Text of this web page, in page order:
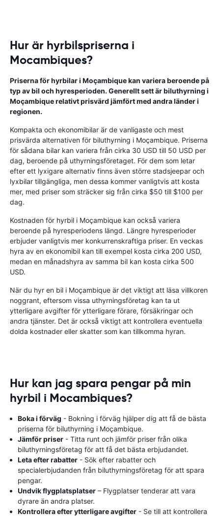
Hur är hyrbilspriserna i
Mocambiques?
Priserna för hyrbilar i Moçambique kan variera beroende på
typ av bil och hyresperioden. Generellt sett är biluthyrning i
Moçambique relativt prisvärd jämfört med andra länder i
regionen.
Kompakta och ekonomibilar är de vanligaste och mest
prisvärda alternativen för biluthyrning i Moçambique. Priserna
för sådana bilar kan variera från cirka 30 USD till 50 USD per
dag, beroende på uthyrningsföretaget. För dem som letar
efter ett lyxigare alternativ finns även större stadsjeepar och
lyxbilar tillgängliga, men dessa kommer vanligtvis att kosta
mer, med priser som sträcker sig från cirka $50 till $100 per
dag.
Kostnaden för hyrbil i Moçambique kan också variera
beroende på hyresperiodens längd. Längre hyresperioder
erbjuder vanligtvis mer konkurrenskraftiga priser. En veckas
hyra av en ekonomibil kan till exempel kosta cirka 200 USD,
medan en månadshyra av samma bil kan kosta cirka 500
USD.
När du hyr en bil i Moçambique är det viktigt att läsa villkoren
noggrant, eftersom vissa uthyrningsföretag kan ta ut
ytterligare avgifter för ytterligare förare, försäkringar och
andra tjänster. Det är också viktigt att kontrollera eventuella
dolda kostnader eller skatter som kan tillkomma hyran.
Hur kan jag spara pengar på min
hyrbil i Mocambiques?
Boka i förväg - Bokning i förväg hjälper dig att få de bästa
priserna för biluthyrning i Moçambique.
Jämför priser - Titta runt och jämför priser från olika
biluthyrningsföretag för att få det bästa erbjudandet.
Leta efter rabatter - Sök efter rabatter och
specialerbjudanden från biluthyrningsföretag för att spara
pengar.
Undvik flygplatsplatser – Flygplatser tenderar att vara
dyrare än andra platser.
Kontrollera efter ytterligare avgifter - Se till att kontrollera